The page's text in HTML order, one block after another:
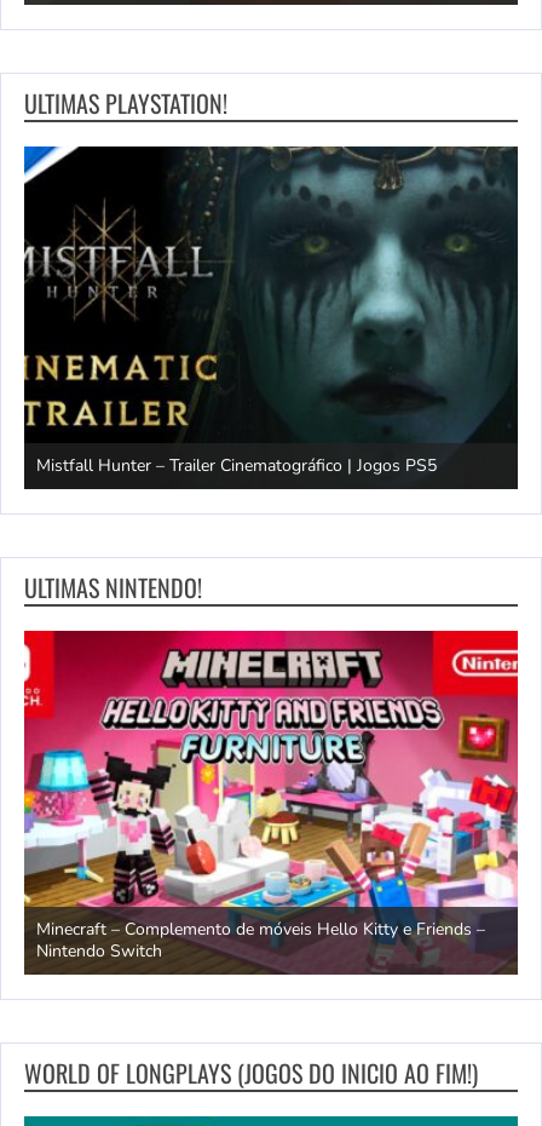
ULTIMAS PLAYSTATION!
Mistfall Hunter – Trailer Cinematográfico | Jogos PS5
ULTIMAS NINTENDO!
Minecraft – Complemento de móveis Hello Kitty e Friends –
Nintendo Switch
WORLD OF LONGPLAYS (JOGOS DO INICIO AO FIM!)